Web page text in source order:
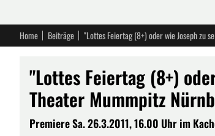
Home Beiträge "Lottes Feiertag (8+) oder wie Joseph zu
"Lottes Feiertag (8+)
Theater Mummpitz
Premiere Sa. 26.3.2011, 16.00 Uhr im